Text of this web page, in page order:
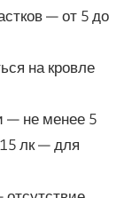
— от 5 до
на кровле
— не менее 5
лк — для